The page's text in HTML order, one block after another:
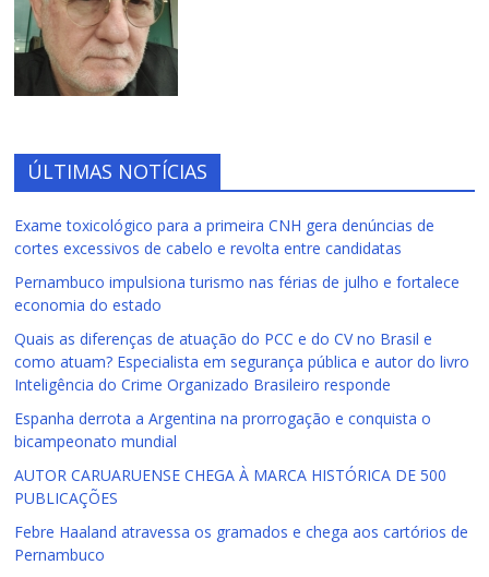
ÚLTIMAS NOTÍCIAS
Exame toxicológico para a primeira CNH gera denúncias de
cortes excessivos de cabelo e revolta entre candidatas
Pernambuco impulsiona turismo nas férias de julho e fortalece
economia do estado
Quais as diferenças de atuação do PCC e do CV no Brasil e
como atuam? Especialista em segurança pública e autor do livro
Inteligência do Crime Organizado Brasileiro responde
Espanha derrota a Argentina na prorrogação e conquista o
bicampeonato mundial
AUTOR CARUARUENSE CHEGA À MARCA HISTÓRICA DE 500
PUBLICAÇÕES
Febre Haaland atravessa os gramados e chega aos cartórios de
Pernambuco